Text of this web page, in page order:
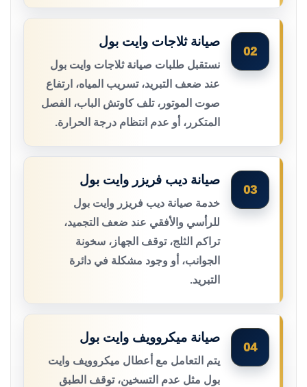
02
صيانة ثلاجات وايت بول
نستقبل طلبات صيانة ثلاجات وايت بول
عند ضعف التبريد، تسريب المياه، ارتفاع
صوت الموتور، تلف كاوتش الباب، الفصل
المتكرر، أو عدم انتظام درجة الحرارة.
03
صيانة ديب فريزر وايت بول
خدمة صيانة ديب فريزر وايت بول
للرأسي والأفقي عند ضعف التجميد،
تراكم الثلج، توقف الجهاز، سخونة
الجوانب، أو وجود مشكلة في دائرة
التبريد.
04
صيانة ميكروويف وايت بول
يتم التعامل مع أعطال ميكروويف وايت
بول مثل عدم التسخين، توقف الطبق